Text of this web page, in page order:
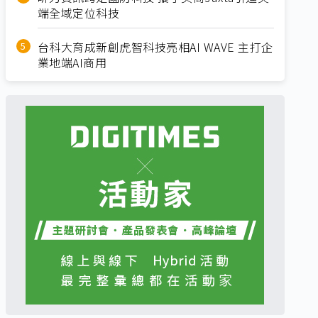
端全域定位科技
台科大育成新創虎智科技亮相AI WAVE 主打企
業地端AI商用